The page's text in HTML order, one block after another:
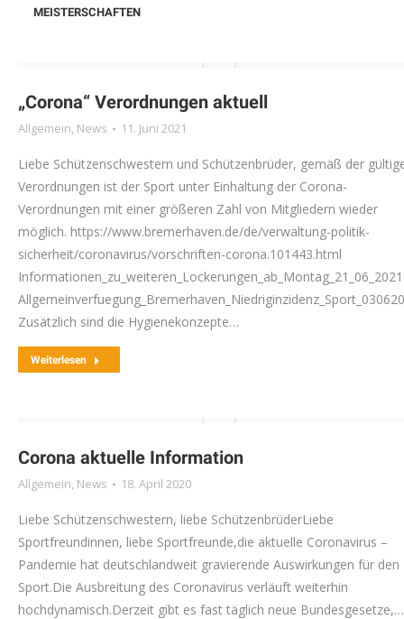
MEISTERSCHAFTEN
„Corona“ Verordnungen aktuell
Allgemein, News 11. Juni 2021
Liebe Schützenschwestern und Schützenbrüder, gemäß der
Verordnungen ist der Sport unter Einhaltung der Corona-
Verordnungen mit einer größeren Zahl von Mitgliedern wieder
möglich. https://www.bremerhaven.de/de/verwaltung-politik-
sicherheit/coronavirus/vorschriften-corona.101443.html
Informationen_zu_weiteren_Lockerungen_ab_Montag_21_06_2021
Zusätzlich sind die Hygienekonzepte…
Weiterlesen
Corona aktuelle Information
Allgemein, News 18. April 2020
Liebe Schützenschwestern, liebe SchützenbrüderLiebe
Sportfreundinnen, liebe Sportfreunde,die aktuelle Coronavirus –
Pandemie hat deutschlandweit gravierende Auswirkungen für den
Sport.Die Ausbreitung des Coronavirus verläuft weiterhin
hochdynamisch.Derzeit gibt es fast täglich neue Bundesgesetze,…